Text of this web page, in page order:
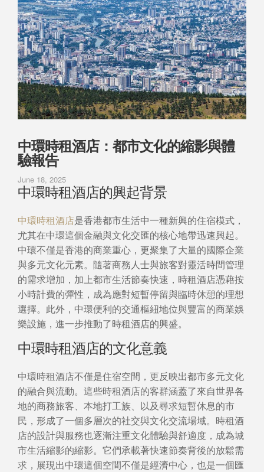
中環時租酒店：都市文化的縮影與體
驗報告
June 18, 2025
中環時租酒店的興起背景
中環時租酒店是香港都市生活中一種新興的住宿模式，
尤其在中環這個金融與文化交匯的核心地帶迅速興起。
中環不僅是香港的商業重心，更聚集了大量的國際企業
與多元文化元素。隨著商務人士與旅客對靈活時間管理
的需求增加，加上都市生活節奏快速，時租酒店憑藉按
小時計費的彈性，成為應對短暫停留與臨時休憩的理想
選擇。此外，中環便利的交通樞紐地位與豐富的商業娛
樂設施，進一步推動了時租酒店的興盛。
中環時租酒店的文化意義
中環時租酒店不僅是住宿空間，更反映出都市多元文化
的融合與流動。這些時租酒店的客群涵蓋了來自世界各
地的商務旅客、本地打工族、以及尋求短暫休息的市
民，形成了一個多層次的社交與文化交流場域。時租酒
店的設計與服務也逐漸注重文化體驗與舒適度，成為城
市生活縮影的縮影。它們承載著快速節奏背後的放鬆需
求，展現出中環這個空間不僅是經濟中心，也是一個匯